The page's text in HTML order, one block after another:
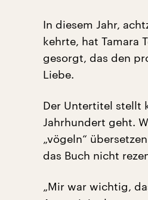
In diesem Jahr,
kehrte, hat Tamara
gesorgt, das den
Liebe.
Der Untertitel stellt
Jahrhundert geht.
„vögeln“
das Buch nicht
„Mir war wichtig,